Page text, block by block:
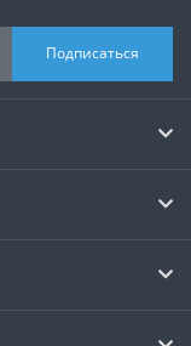
Подписаться